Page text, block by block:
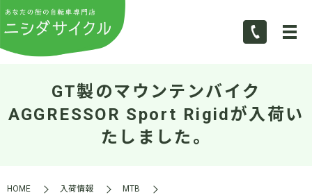
GT製のマウンテンバイク
AGGRESSOR Sport Rigidが入荷い
たしました。
HOME 入荷情報
MTB